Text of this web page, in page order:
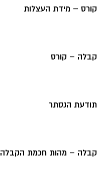
קורס – מידת העצלות
קבלה – קורס
תודעת הנסתר
קבלה – מהות חכמת הקבלה